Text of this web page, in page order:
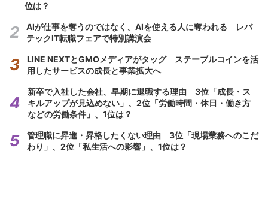
位は？
AIが仕事を奪うのではなく、AIを使える人に奪われる レバ
テックIT転職フェアで特別講演会
LINE NEXTとGMOメディアがタッグ ステーブルコインを活
用したサービスの成長と事業拡大へ
新卒で入社した会社、早期に退職する理由 3位「成長・ス
キルアップが見込めない」、2位「労働時間・休日・働き方
などの労働条件」、1位は？
管理職に昇進・昇格したくない理由 3位「現場業務へのこだ
わり」、2位「私生活への影響」、1位は？